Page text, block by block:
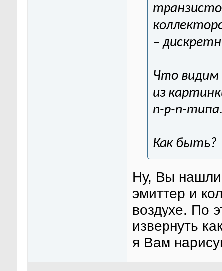
–
Что видим
из
n-p-n-типа.
Как быть?
Ну, Вы
эмиттер и
воздухе. По
извернуть
я Вам